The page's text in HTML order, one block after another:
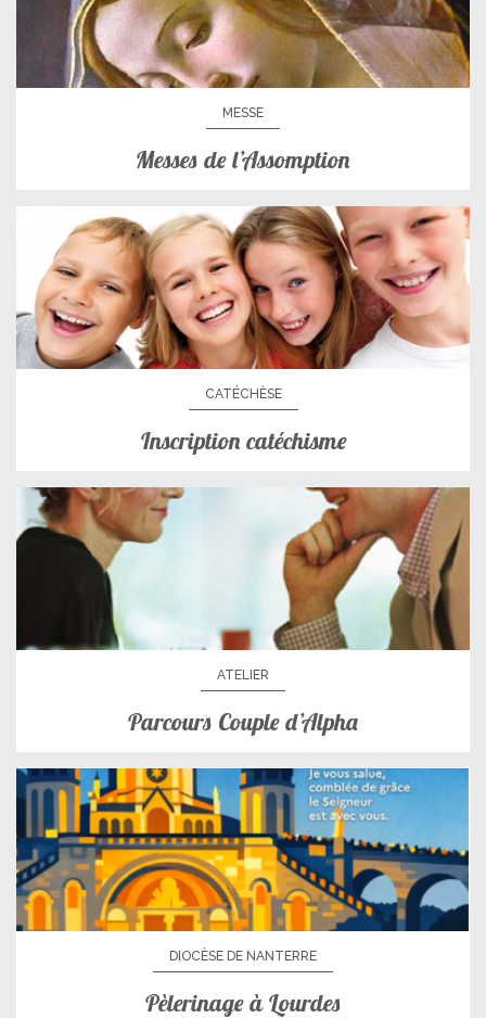
MESSE
Messes de l’Assomption
CATÉCHÈSE
Inscription catéchisme
ATELIER
Parcours Couple d’Alpha
DIOCÈSE DE NANTERRE
Pèlerinage à Lourdes